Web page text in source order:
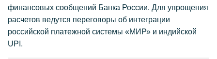
финансовых сообщений Банка России. Для упрощения
расчетов ведутся переговоры об интеграции
российской платежной системы «МИР» и индийской
UPI.